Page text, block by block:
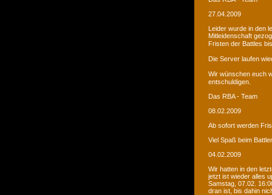
27.04.2009
Leider wurde in den
Mitleidenschaft
Fristen der Battles
Die Server laufen
Wir wünschen euch
entschuldigen.
Das RBA - Team
08.02.2009
Ab sofort werden
Viel Spaß beim
04.02.2009
Wir hatten in den
jetzt ist wieder alles
Samstag, 07.02.
dran ist, bis dahin